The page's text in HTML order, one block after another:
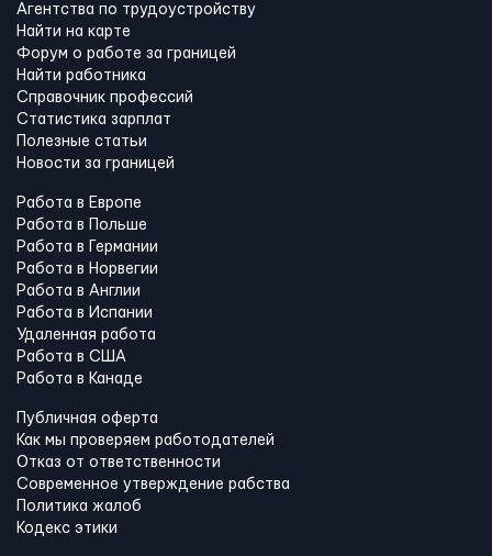
Агентства по трудоустройству
Найти на карте
Форум о работе за границей
Найти работника
Справочник профессий
Статистика зарплат
Полезные статьи
Новости за границей
Работа в Европе
Работа в Польше
Работа в Германии
Работа в Норвегии
Работа в Англии
Работа в Испании
Удаленная работа
Работа в США
Работа в Канадe
Публичная оферта
Как мы проверяем работодателей
Отказ от ответственности
Современное утверждение рабства
Политика жалоб
Кодекс этики